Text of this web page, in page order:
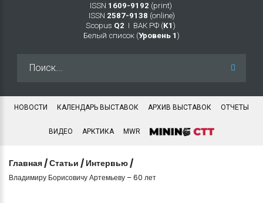
ISSN 1609-9192 (print)
ISSN 2587-9138 (online)
Scopus Q2 Ι ВАК РФ (K1 )
Белый список (Уровень 1 )
НОВОСТИ КАЛЕНДАРЬ ВЫСТАВОК АРХИВ ВЫСТАВОК ОТЧЕТЫ
ВИДЕО АРКТИКА MWR
Главная /Статьи / Интервью /
Владимиру Борисовичу Артемьеву – 60 лет